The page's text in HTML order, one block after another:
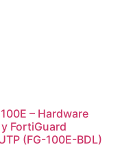
– Hardware
FortiGuard
(FG-100E-BDL)